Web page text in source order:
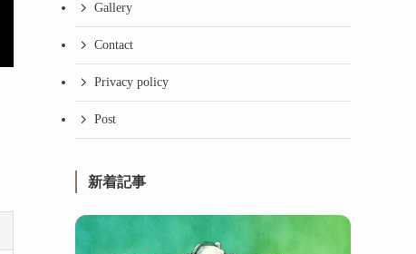
Gallery
Contact
Privacy policy
Post
新着記事